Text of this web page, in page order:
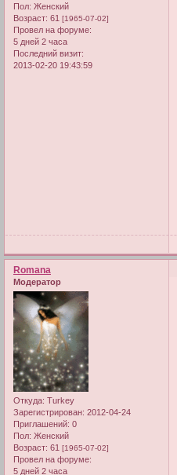
Пол: Женский
Возраст: 61 [1965-07-02]
Провел на форуме:
5 дней 2 часа
Последний визит:
2013-02-20 19:43:59
Romana
Модератор
Откуда: Turkey
Зарегистрирован: 2012-04-24
Приглашений: 0
Пол: Женский
Возраст: 61 [1965-07-02]
Провел на форуме:
5 дней 2 часа